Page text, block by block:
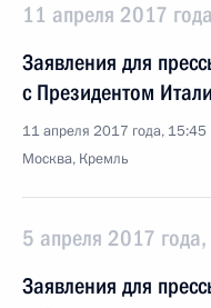
11 апреля 2017
Заявления для
с Президентом
11 апреля 2017 года, 15:45
Москва, Кремль
5 апреля 2017 года,
Заявления для